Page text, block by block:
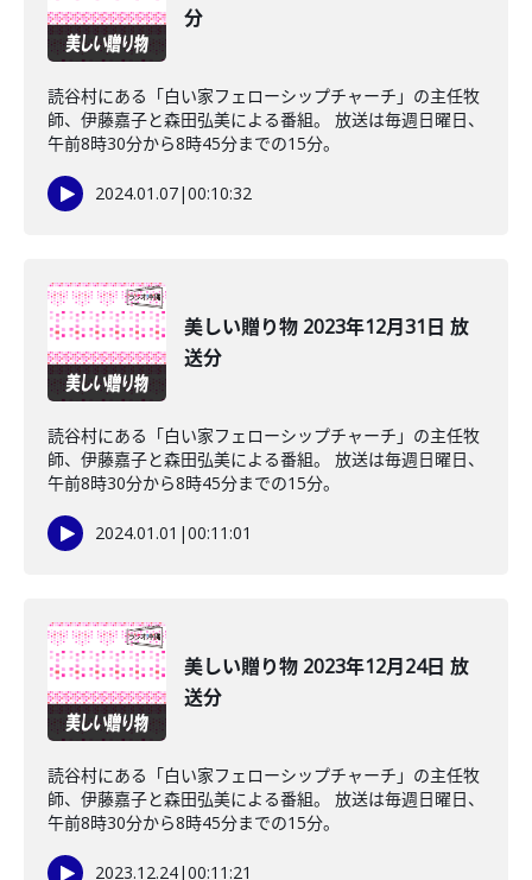
分
読谷村にある「白い家フェローシップチャーチ」の主任牧
師、伊藤嘉子と森田弘美による番組。 放送は毎週日曜日、
午前8時30分から8時45分までの15分。
2024.01.07|00:10:32
美しい贈り物 2023年12月31日 放
送分
読谷村にある「白い家フェローシップチャーチ」の主任牧
師、伊藤嘉子と森田弘美による番組。 放送は毎週日曜日、
午前8時30分から8時45分までの15分。
2024.01.01 |00:11:01
美しい贈り物 2023年12月24日 放
送分
読谷村にある「白い家フェローシップチャーチ」の主任牧
師、伊藤嘉子と森田弘美による番組。 放送は毎週日曜日、
午前8時30分から8時45分までの15分。
2023.12.24|00:11:21